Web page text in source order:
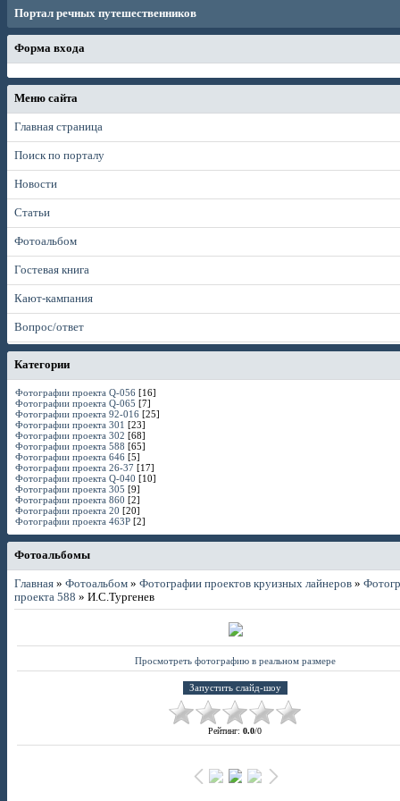
Портал речных путешественников
Форма входа
Меню сайта
Главная страница
Поиск по порталу
Новости
Статьи
Фотоальбом
Гостевая книга
Кают-кампания
Вопрос/ответ
Категории
Фотографии проекта Q-056 [16]
Фотографии проекта Q-065 [7]
Фотографии проекта 92-016 [25]
Фотографии проекта 301
[23]
Фотографии проекта 302 [68]
Фотографии проекта 588 [65]
Фотографии проекта 646 [5]
Фотографии проекта 26-37 [17]
Фотографии проекта Q-040 [10]
Фотографии проекта 305 [9]
Фотографии проекта 860 [2]
Фотографии проекта 20 [20]
Фотографии проекта 463P [2]
Фотоальбомы
Главная » Фотоальбом » Фотографии проектов круизных лайнеров »
проекта 588 » И.С.Тургенев
Просмотреть фотографию в реальном размере
Рейтинг: 0.0/0